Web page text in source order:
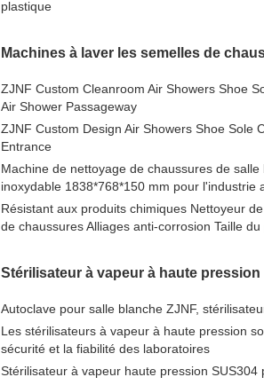
plastique
Machines à laver les semelles de
ZJNF Custom Cleanroom Air Showers Shoe
Air Shower Passageway
ZJNF Custom Design Air Showers Shoe Sole
Entrance
Machine de nettoyage de chaussures de
inoxydable 1838*768*150 mm pour l'industrie
Résistant aux produits chimiques Nettoyeur
de chaussures Alliages anti-corrosion Taille
Stérilisateur à vapeur à haute pression
Autoclave pour salle blanche ZJNF,
Les stérilisateurs à vapeur à haute pression
sécurité et la fiabilité des laboratoires
Stérilisateur à vapeur haute pression